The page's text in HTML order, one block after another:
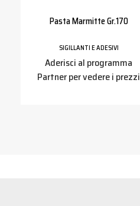
Pasta Marmitte Gr.170
SIGILLANTI E ADESIVI
Aderisci al programma
Partner per vedere i prezzi